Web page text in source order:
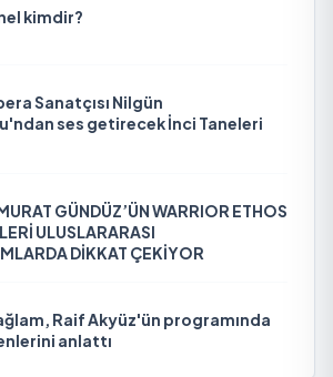
kimdir?
Sanatçısı Nilgün
ses getirecek İnci Taneleri
GÜNDÜZ’ÜN WARRIOR ETHOS
ULUSLARARASI
DİKKAT ÇEKİYOR
Raif Akyüz'ün programında
anlattı